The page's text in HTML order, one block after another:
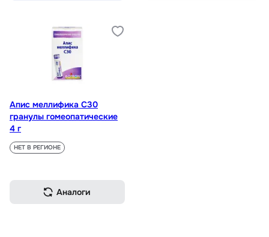
Апис меллифика С30
гранулы гомеопатические
4 г
НЕТ В РЕГИОНЕ
Аналоги